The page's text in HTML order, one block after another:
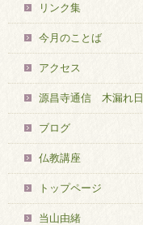
リンク集
今月のことば
アクセス
源昌寺通信 木漏れ日
ブログ
仏教講座
トップページ
当山由緒